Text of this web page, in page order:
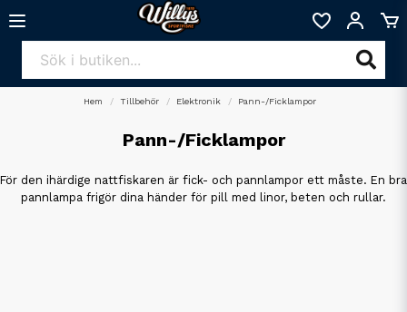
Hem Tillbehör Elektronik Pann-/Ficklampor
Pann-/Ficklampor
För den ihärdige nattfiskaren är fick- och pannlampor ett måste. En bra
pannlampa frigör dina händer för pill med linor, beten och rullar.